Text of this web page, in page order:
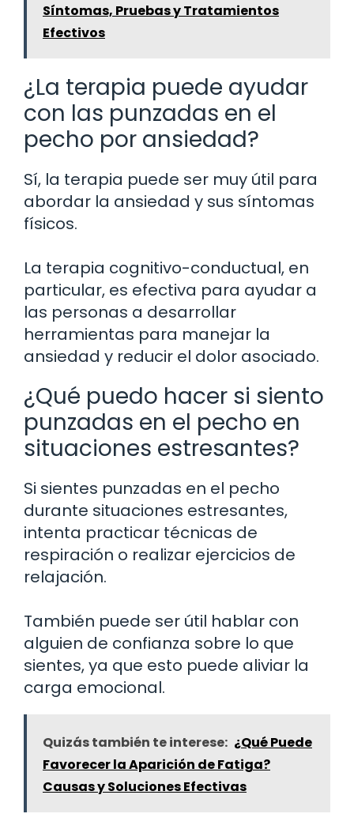
Síntomas, Pruebas y Tratamientos
Efectivos
¿La terapia puede ayudar
con las punzadas en el
pecho por ansiedad?
Sí, la terapia puede ser muy útil para
abordar la ansiedad y sus síntomas
físicos.
La terapia cognitivo-conductual, en
particular, es efectiva para ayudar a
las personas a desarrollar
herramientas para manejar la
ansiedad y reducir el dolor asociado.
¿Qué puedo hacer si siento
punzadas en el pecho en
situaciones estresantes?
Si sientes punzadas en el pecho
durante situaciones estresantes,
intenta practicar técnicas de
respiración o realizar ejercicios de
relajación.
También puede ser útil hablar con
alguien de confianza sobre lo que
sientes, ya que esto puede aliviar la
carga emocional.
Quizás también te interese: ¿Qué Puede
Favorecer la Aparición de Fatiga?
Causas y Soluciones Efectivas